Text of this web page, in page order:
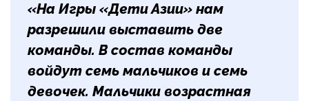
«На Игры «Дети Азии» нам
разрешили выставить две
команды. В состав команды
войдут семь мальчиков и семь
девочек. Мальчики возрастная